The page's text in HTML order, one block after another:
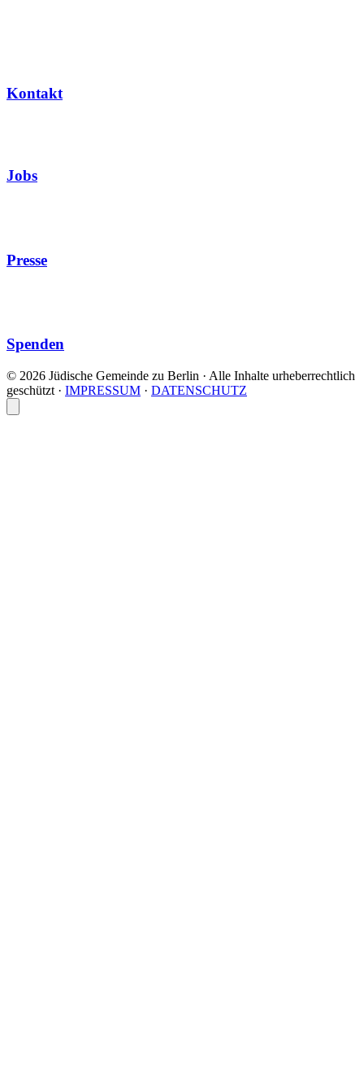
Kontakt
Jobs
Presse
Spenden
© 2026 Jüdische Gemeinde zu Berlin · Alle Inhalte urheberrechtlich
geschützt · IMPRESSUM · DATENSCHUTZ